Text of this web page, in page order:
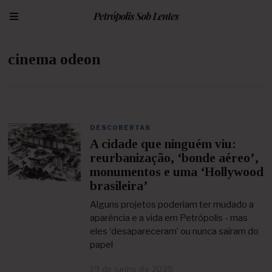
cinema odeon
DESCOBERTAS
A cidade que ninguém viu:
reurbanização, ‘bonde aéreo’,
monumentos e uma ‘Hollywood
brasileira’
Alguns projetos poderiam ter mudado a
aparência e a vida em Petrópolis - mas
eles ‘desapareceram’ ou nunca saíram do
papel